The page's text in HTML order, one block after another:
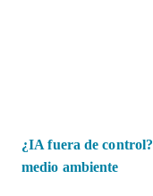
¿IA fuera de
medio ambiente